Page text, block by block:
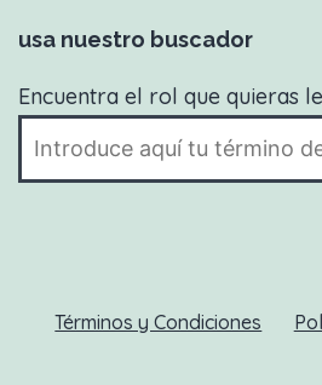
usa nuestro buscador
Encuentra el rol que quieras
Términos y Condiciones